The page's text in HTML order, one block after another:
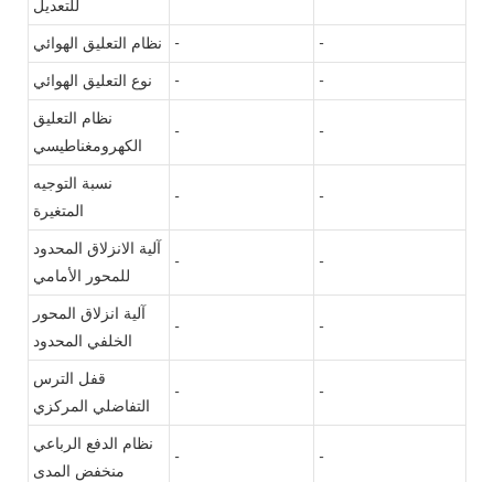
للتعديل
نظام التعليق الهوائي -
-
نوع التعليق الهوائي
-
-
نظام التعليق
الكهرومغناطيسي
- -
نسبة التوجيه
المتغيرة
- -
آلية الانزلاق المحدود
للمحور الأمامي
- -
آلية انزلاق المحور
الخلفي المحدود
- -
قفل الترس
التفاضلي المركزي
- -
نظام الدفع الرباعي
منخفض المدى
- -